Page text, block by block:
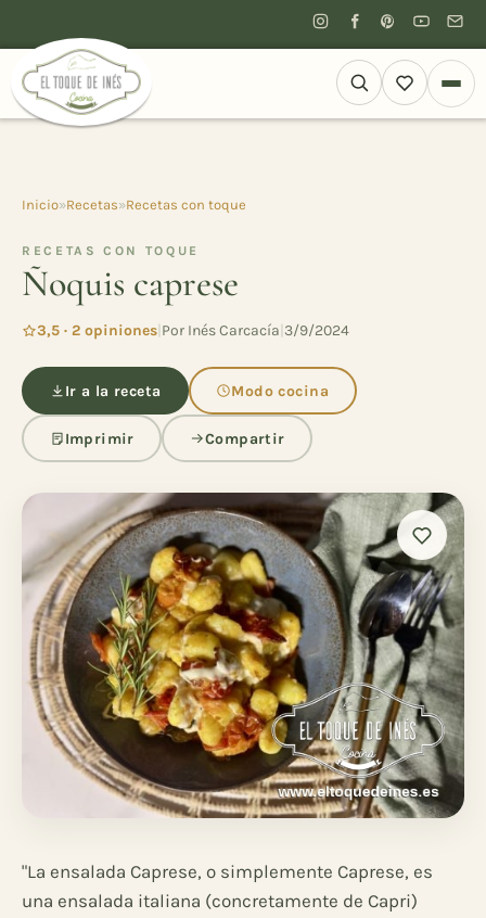
Inicio»Recetas»Recetas con toque
RECETAS CON TOQUE
Ñoquis caprese
3,5 · 2 opiniones Por Inés Carcacía 3/9/2024
Ir a la receta Modo cocina
Imprimir Compartir
"La ensalada Caprese, o simplemente Caprese, es
una ensalada italiana (concretamente de Capri)